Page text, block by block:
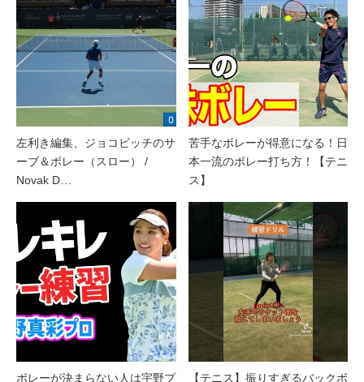
左利き編集、ジョコビッチのサ
ーブ＆ボレー（スロー） /
Novak D…
苦手なボレーが得意になる！日
本一流のボレー打ち方！【テニ
ス】
ボレーが決まらない人は宇野プ
【テニス】振りすぎるバックボ